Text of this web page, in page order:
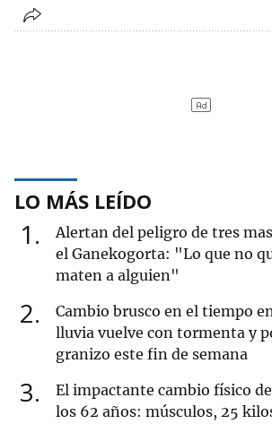
LO MÁS LEÍDO
1
Alertan del peligro de tres
el Ganekogorta: "Lo que no
maten a alguien"
2
Cambio brusco en el tiempo
lluvia vuelve con tormenta y
granizo este fin de semana
3
El impactante cambio físico
los 62 años: músculos, 25